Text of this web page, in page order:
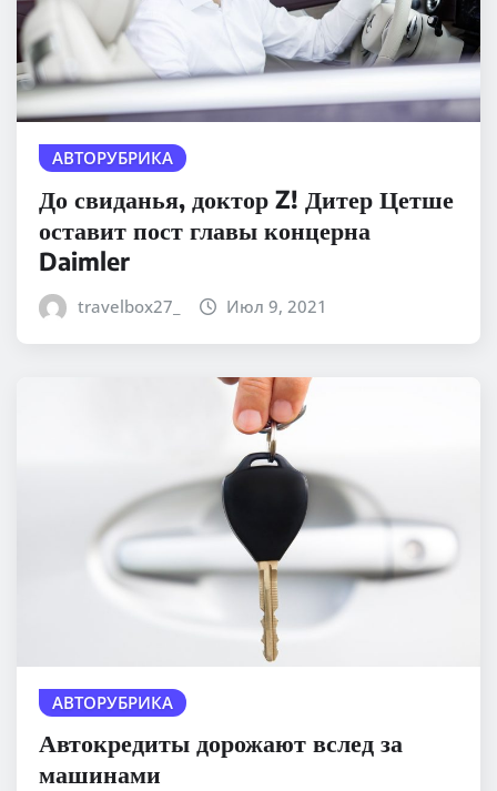
АВТОРУБРИКА
До свиданья, доктор Z! Дитер Цетше
оставит пост главы концерна
Daimler
travelbox27_ Июл 9, 2021
АВТОРУБРИКА
Автокредиты дорожают вслед за
машинами